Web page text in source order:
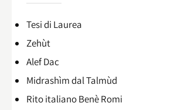
Tesi di Laurea
Zehùt
Alef Dac
Midrashìm dal Talmùd
Rito italiano Benè Romi​